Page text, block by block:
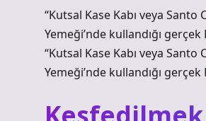
“Kutsal Kase Kabı veya Santo
Yemeği’nde kullandığı
“Kutsal Kase Kabı veya Santo
Yemeği’nde kullandığı